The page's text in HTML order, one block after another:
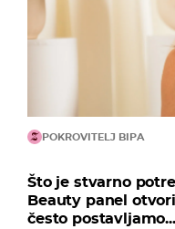
POKROVITELJ BIPA
Što je stvarno
Beauty panel
često postavljamo...